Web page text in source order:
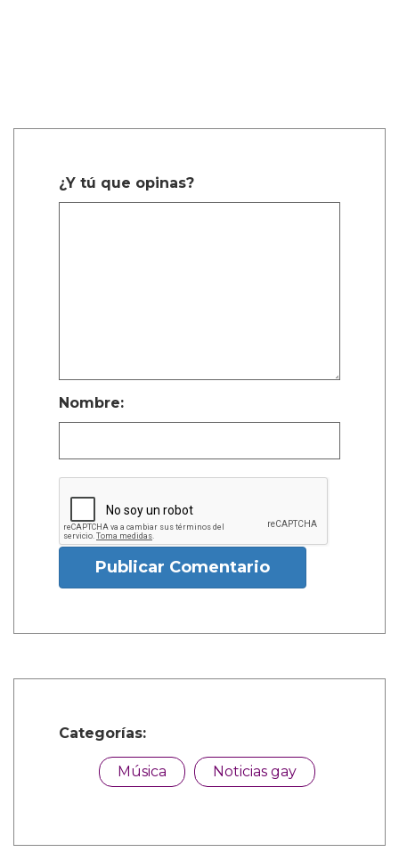
¿Y tú que opinas?
Nombre:
Publicar Comentario
Categorías:
Música Noticias gay